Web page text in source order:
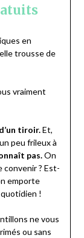
en
trousse de
vraiment
tiroir.Et,
peu frileux à
pas.On
convenir ? Est-
emporte
!
ne vous
ou sans